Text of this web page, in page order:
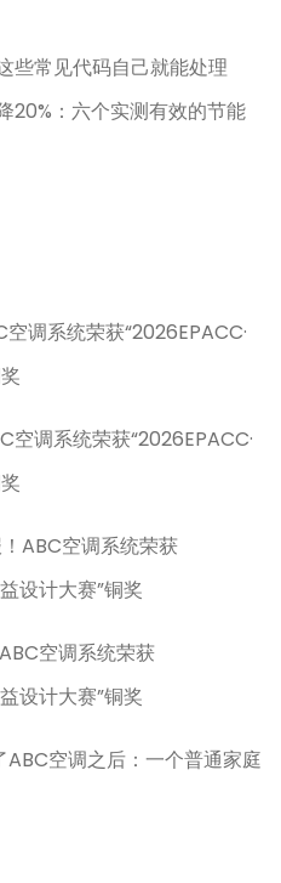
些常见代码自己就能处理
20%：六个实测有效的节能
调系统荣获“2026EPACC·
空调系统荣获“2026EPACC·
ABC空调系统荣获
设计大赛”铜奖
空调系统荣获
设计大赛”铜奖
ABC空调之后：一个普通家庭